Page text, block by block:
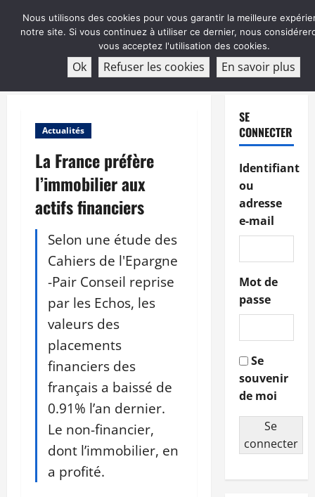
ABONNEMENT
Actualités
La France préfère
l’immobilier aux
actifs financiers
Selon une étude des
Cahiers de l'Epargne
-Pair Conseil reprise
par les Echos, les
valeurs des
placements
financiers des
français a baissé de
0.91% l’an dernier.
Le non-financier,
dont l’immobilier, en
a profité.
SE
CONNECTER
Identifiant
ou
adresse
e-mail
Mot de
passe
Se
souvenir
de moi
Se
connecter
Nous utilisons des cookies pour vous garantir la meilleure
notre site. Si vous continuez à utiliser ce dernier, nous
vous acceptez l'utilisation des cookies.
Ok Refuser les cookies En savoir plus